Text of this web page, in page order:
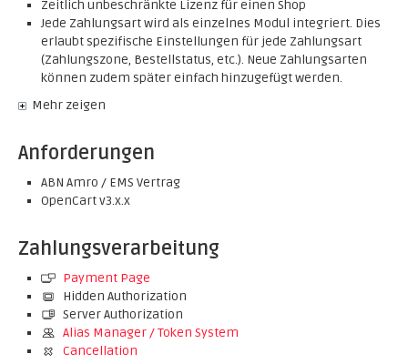
Zeitlich unbeschränkte Lizenz für einen Shop
Jede Zahlungsart wird als einzelnes Modul integriert. Dies
erlaubt spezifische Einstellungen für jede Zahlungsart
(Zahlungszone, Bestellstatus, etc.). Neue Zahlungsarten
können zudem später einfach hinzugefügt werden.
Mehr zeigen
Anforderungen
ABN Amro / EMS Vertrag
OpenCart v3.x.x
Zahlungsverarbeitung
Payment Page
Hidden Authorization
Server Authorization
Alias Manager / Token System
Cancellation